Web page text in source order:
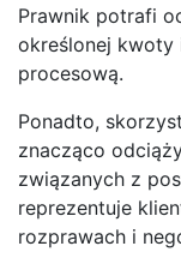
Prawnik potrafi
określonej
procesową.
Ponadto,
znacząco
związanych z
reprezentuje
rozprawach i